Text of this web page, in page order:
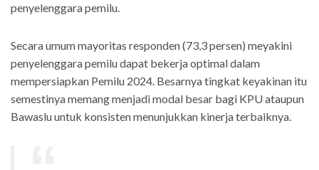
penyelenggara pemilu.
Secara umum mayoritas responden (73,3 persen) meyakini
penyelenggara pemilu dapat bekerja optimal dalam
mempersiapkan Pemilu 2024. Besarnya tingkat keyakinan itu
semestinya memang menjadi modal besar bagi KPU ataupun
Bawaslu untuk konsisten menunjukkan kinerja terbaiknya.